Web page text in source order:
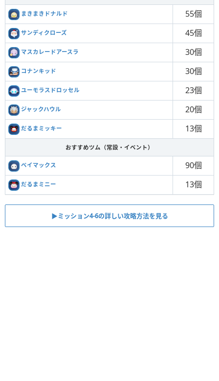
まきまきドナルド 55個
サンディクローズ 45個
マスカレードアースラ 30個
コナンキッド 30個
ユーモラスドロッセル 23個
ジャックハウル 20個
だるまミッキー 13個
おすすめツム（常設・イベント）
ベイマックス 90個
だるまミニー 13個
▶︎ミッション4-6の詳しい攻略方法を見る